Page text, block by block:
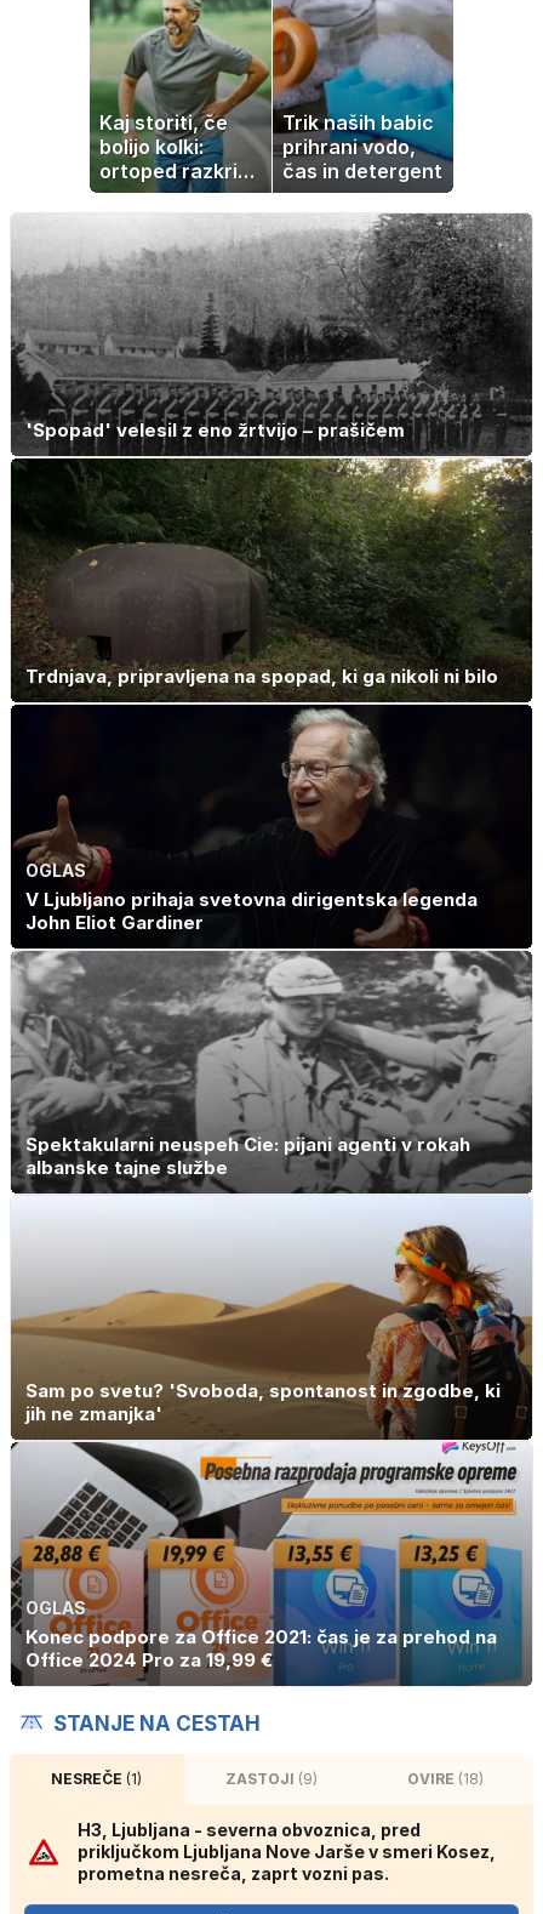
Kaj storiti, če
bolijo kolki:
ortoped razkriva
preproste trike
za zmanjšanje
bolečine
Trik naših babic
prihrani vodo,
čas in detergent
'Spopad' velesil z eno žrtvijo – prašičem
Trdnjava, pripravljena na spopad, ki ga nikoli ni bilo
OGLAS
V Ljubljano prihaja svetovna dirigentska legenda
John Eliot Gardiner
Spektakularni neuspeh Cie: pijani agenti v rokah
albanske tajne službe
Sam po svetu? 'Svoboda, spontanost in zgodbe, ki
jih ne zmanjka'
OGLAS
Konec podpore za Office 2021: čas je za prehod na
Office 2024 Pro za 19,99 €
STANJE NA CESTAH
NESREČE(1) ZASTOJI (9) OVIRE (18)
H3, Ljubljana - severna obvoznica, pred
priključkom Ljubljana Nove Jarše v smeri Kosez,
prometna nesreča, zaprt vozni pas.